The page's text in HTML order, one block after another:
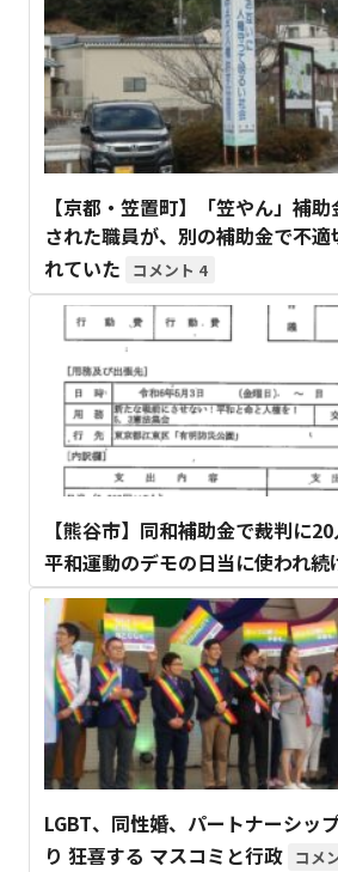
【京都・笠置町】「笠やん」補
された職員が、別の補助金で不
れていた
4
【熊谷市】同和補助金で裁判に
平和運動のデモの日当に使われ続
LGBT、同性婚、パートナーシッ
り 狂喜する マスコミと行政